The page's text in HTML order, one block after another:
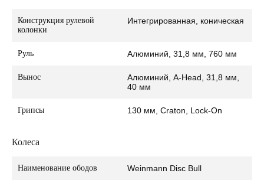
Конструкция рулевой
колонки
Интегрированная, коническая
Руль Алюминий, 31,8 мм, 760 мм
Вынос
Алюминий, A-Head, 31,8 мм,
40 мм
Грипсы 130 мм, Craton, Lock-On
Колеса
Наименование ободов Weinmann Disc Bull